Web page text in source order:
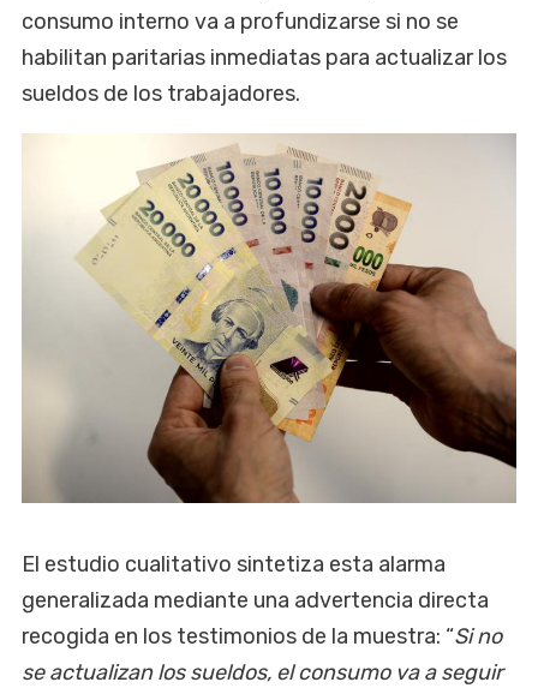
consumo interno va a profundizarse si no se
habilitan paritarias inmediatas para actualizar los
sueldos de los trabajadores.
El estudio cualitativo sintetiza esta alarma
generalizada mediante una advertencia directa
recogida en los testimonios de la muestra: “Si no
se actualizan los sueldos, el consumo va a seguir